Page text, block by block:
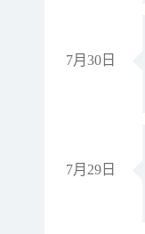
7月30日
7月29日